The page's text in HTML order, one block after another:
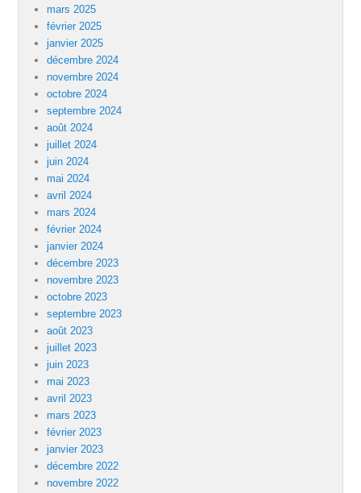
mars 2025
février 2025
janvier 2025
décembre 2024
novembre 2024
octobre 2024
septembre 2024
août 2024
juillet 2024
juin 2024
mai 2024
avril 2024
mars 2024
février 2024
janvier 2024
décembre 2023
novembre 2023
octobre 2023
septembre 2023
août 2023
juillet 2023
juin 2023
mai 2023
avril 2023
mars 2023
février 2023
janvier 2023
décembre 2022
novembre 2022